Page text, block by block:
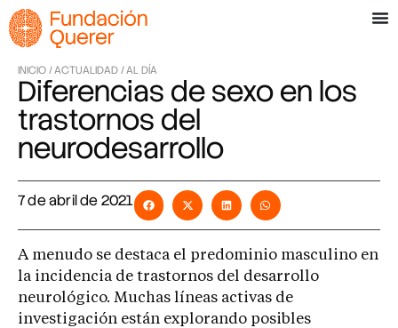
INICIO /ACTUALIDAD /AL DÍA
Diferencias de sexo en los
trastornos del
neurodesarrollo
7 de abril de 2021
A menudo se destaca el predominio masculino en
la incidencia de trastornos del desarrollo
neurológico. Muchas líneas activas de
investigación están explorando posibles